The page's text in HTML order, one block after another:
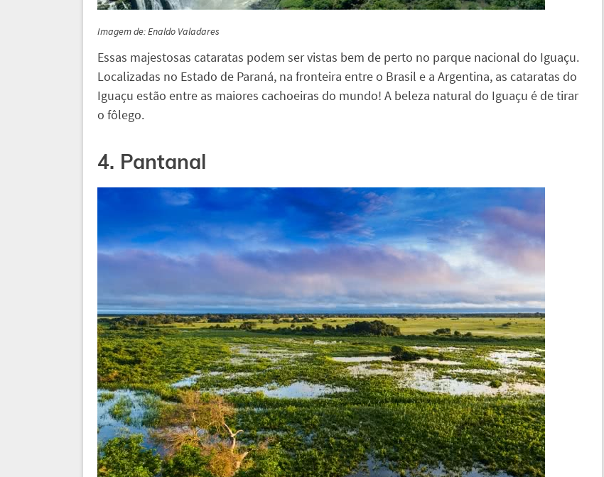
Imagem de: Enaldo Valadares
Essas majestosas cataratas podem ser vistas bem de perto no parque nacional do Iguaçu.
Localizadas no Estado de Paraná, na fronteira entre o Brasil e a Argentina, as cataratas do
Iguaçu estão entre as maiores cachoeiras do mundo! A beleza natural do Iguaçu é de tirar
o fôlego.
4. Pantanal